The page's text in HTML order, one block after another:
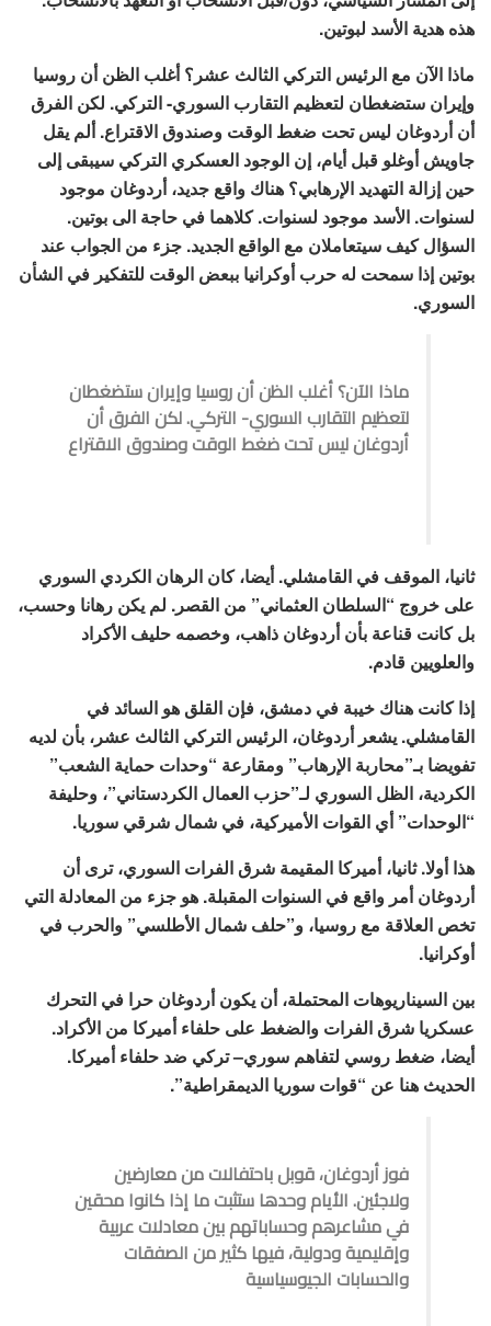
هذه هدية الأسد لبوتين.
ماذا الآن مع الرئيس التركي الثالث عشر؟ أغلب الظن أن روسيا
وإيران ستضغطان لتعظيم التقارب السوري- التركي. لكن الفرق
أن أردوغان ليس تحت ضغط الوقت وصندوق الاقتراع. ألم يقل
جاويش أوغلو قبل أيام، إن الوجود العسكري التركي سيبقى إلى
حين إزالة التهديد الإرهابي؟ هناك واقع جديد، أردوغان موجود
لسنوات. الأسد موجود لسنوات. كلاهما في حاجة الى بوتين.
السؤال كيف سيتعاملان مع الواقع الجديد. جزء من الجواب عند
بوتين إذا سمحت له حرب أوكرانيا ببعض الوقت للتفكير في الشأن
السوري.
ماذا الآن؟ أغلب الظن أن روسيا وإيران ستضغطان
لتعظيم التقارب السوري- التركي. لكن الفرق أن
أردوغان ليس تحت ضغط الوقت وصندوق الاقتراع
ثانيا، الموقف في القامشلي. أيضا، كان الرهان الكردي السوري
على خروج “السلطان العثماني” من القصر. لم يكن رهانا وحسب،
بل كانت قناعة بأن أردوغان ذاهب، وخصمه حليف الأكراد
والعلويين قادم.
إذا كانت هناك خيبة في دمشق، فإن القلق هو السائد في
القامشلي. يشعر أردوغان، الرئيس التركي الثالث عشر، بأن لديه
تفويضا بـ”محاربة الإرهاب” ومقارعة “وحدات حماية الشعب”
الكردية، الظل السوري لـ”حزب العمال الكردستاني”، وحليفة
“الوحدات” أي القوات الأميركية، في شمال شرقي سوريا.
هذا أولا. ثانيا، أميركا المقيمة شرق الفرات السوري، ترى أن
أردوغان أمر واقع في السنوات المقبلة. هو جزء من المعادلة التي
تخص العلاقة مع روسيا، و”حلف شمال الأطلسي” والحرب في
أوكرانيا.
بين السيناريوهات المحتملة، أن يكون أردوغان حرا في التحرك
عسكريا شرق الفرات والضغط على حلفاء أميركا من الأكراد.
أيضا، ضغط روسي لتفاهم سوري– تركي ضد حلفاء أميركا.
الحديث هنا عن “قوات سوريا الديمقراطية”.
فوز أردوغان، قوبل باحتفالات من معارضين
ولاجئين. الأيام وحدها ستثبت ما إذا كانوا محقين
في مشاعرهم وحساباتهم بين معادلات عربية
وإقليمية ودولية، فيها كثير من الصفقات
والحسابات الجيوسياسية